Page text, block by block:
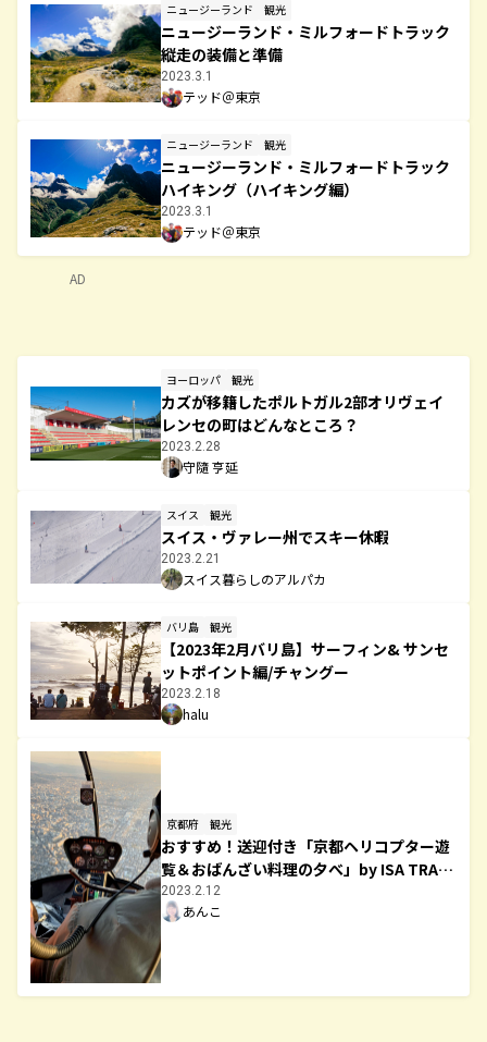
ニュージーランド 観光
ニュージーランド・ミルフォードトラック
縦走の装備と準備
2023.3.1
テッド＠東京
ニュージーランド 観光
ニュージーランド・ミルフォードトラック
ハイキング（ハイキング編）
2023.3.1
テッド＠東京
AD
ヨーロッパ 観光
カズが移籍したポルトガル2部オリヴェイ
レンセの町はどんなところ？
2023.2.28
守隨 亨延
スイス 観光
スイス・ヴァレー州でスキー休暇
2023.2.21
スイス暮らしのアルパカ
バリ島 観光
【2023年2月バリ島】サーフィン& サンセ
ットポイント編/チャングー
2023.2.18
halu
京都府 観光
おすすめ！送迎付き「京都ヘリコプター遊
覧＆おばんざい料理の夕べ」by ISA TRAVE
L
2023.2.12
あんこ